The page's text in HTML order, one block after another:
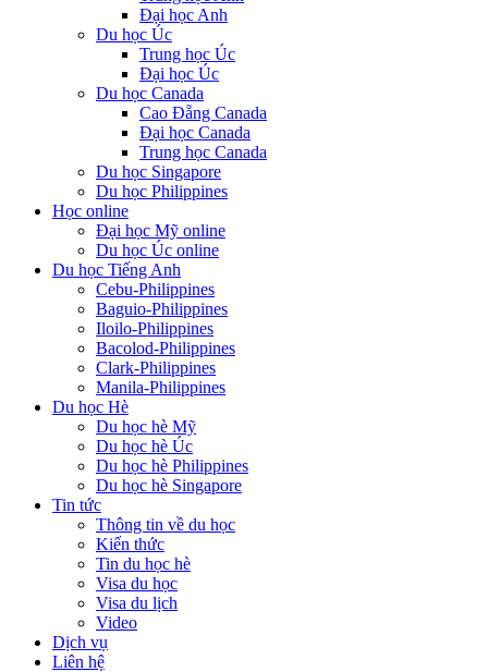
Đại học Anh
Du học Úc
Trung học Úc
Đại học Úc
Du học Canada
Cao Đẵng Canada
Đại học Canada
Trung học Canada
Du học Singapore
Du học Philippines
Học online
Đại học Mỹ online
Du học Úc online
Du học Tiếng Anh
Cebu-Philippines
Baguio-Philippines
Iloilo-Philippines
Bacolod-Philippines
Clark-Philippines
Manila-Philippines
Du học Hè
Du học hè Mỹ
Du học hè Úc
Du học hè Philippines
Du học hè Singapore
Tin tức
Thông tin về du học
Kiến thức
Tin du học hè
Visa du học
Visa du lịch
Video
Dịch vụ
Liên hệ